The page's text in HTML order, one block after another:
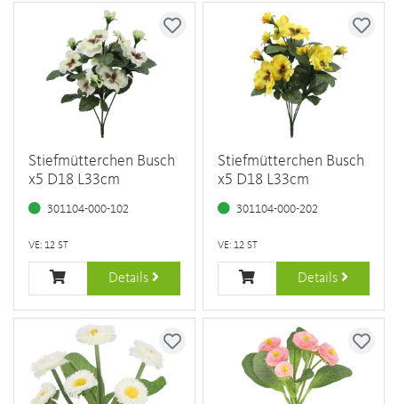
Stiefmütterchen Busch
x5 D18 L33cm
301104-000-102
VE: 12 ST
Details
Stiefmütterchen Busch
x5 D18 L33cm
301104-000-202
VE: 12 ST
Details